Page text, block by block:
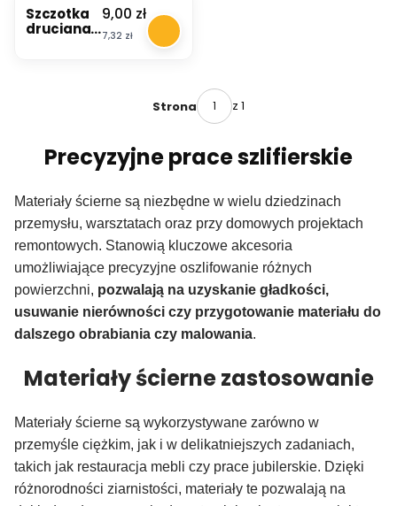
25 mm
P240
Szczotka
druciana
Cena
9,00 zł
Cena
7,32 zł
Strona z 1
Precyzyjne prace szlifierskie
Materiały ścierne są niezbędne w wielu dziedzinach
przemysłu, warsztatach oraz przy domowych projektach
remontowych. Stanowią kluczowe akcesoria
umożliwiające precyzyjne oszlifowanie różnych
powierzchni, pozwalają na uzyskanie gładkości,
usuwanie nierówności czy przygotowanie materiału do
dalszego obrabiania czy malowania.
Materiały ścierne zastosowanie
Materiały ścierne są wykorzystywane zarówno w
przemyśle ciężkim, jak i w delikatniejszych zadaniach,
takich jak restauracja mebli czy prace jubilerskie. Dzięki
różnorodności ziarnistości, materiały te pozwalają na